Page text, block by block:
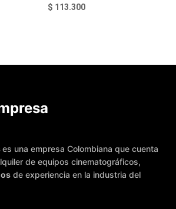
$ 113.300
Añadir al carrito
es una empresa Colombiana que cuenta
de equipos cinematográficos,
de experiencia en la industria del